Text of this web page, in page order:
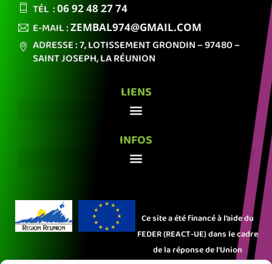
TÉL :06 9248 27 74
E-MAIL :ZEMBAL974@GMAIL.COM
ADRESSE : 7, LOTISSEMENT GRONDIN– 97480 –
SAINT JOSEPH,LA RÉUNION
LIENS
INFOS
Ce site a été financé à l’aide du
FEDER (REACT-UE) dans le cadre
de la réponse de l’Union